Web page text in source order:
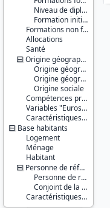
Niveau de diplôme le plus élevé
Formation initiale
Formations non formelles
Allocations
Santé
Origine géographique et sociale
Origine géographique de la personne
Origine géographique des parents
Origine sociale
Compétences professionnelles (module complémentaire)
Variables "Eurostat"
Caractéristiques d'enquête (et identifiants, pondérations...)
Base habitants
Logement
Ménage
Habitant
Personne de référence du logement / du ménage et son conjoint
Personne de référence du logement / du ménage
Conjoint de la personne de référence du logement / du ménage
Caractéristiques d'enquête
métropolitaine
Guadeloupe
Martinique
Guyane
française
Réunion
Producteur :
INSEE
Diffuseur :
Progedo-
Adisp